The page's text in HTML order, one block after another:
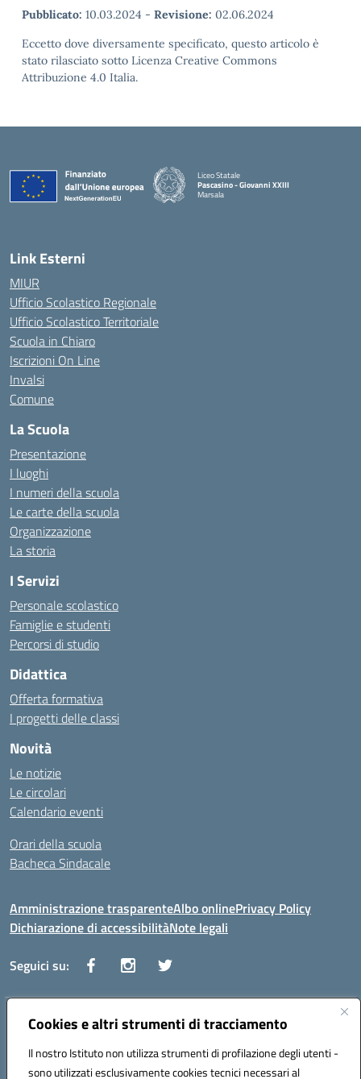
Cookies e altri strumenti di tracciamento
Il nostro Istituto non utilizza strumenti di profilazione degli utenti -
sono utilizzati esclusivamente cookies tecnici necessari al
Pubblicato: 10.03.2024 - Revisione: 02.06.2024
Eccetto dove diversamente specificato, questo articolo è
stato rilasciato sotto Licenza Creative Commons
Attribuzione 4.0 Italia.
Liceo Statale
Pascasino - Giovanni XXIII
Marsala
Link Esterni
MIUR
Ufficio Scolastico Regionale
Ufficio Scolastico Territoriale
Scuola in Chiaro
Iscrizioni On Line
Invalsi
Comune
La Scuola
Presentazione
I luoghi
I numeri della scuola
Le carte della scuola
Organizzazione
La storia
I Servizi
Personale scolastico
Famiglie e studenti
Percorsi di studio
Didattica
Offerta formativa
I progetti delle classi
Novità
Le notizie
Le circolari
Calendario eventi
Orari della scuola
Bacheca Sindacale
Amministrazione trasparenteAlbo onlinePrivacy Policy
Dichiarazione di accessibilitàNote legali
Seguici su:
Indirizzo:Via Vaccari n.5 e Via Falcone n.20 - 91025 Marsala
Posta elettronica certificata (PEC):tppm03000q@pec.istruzione.it